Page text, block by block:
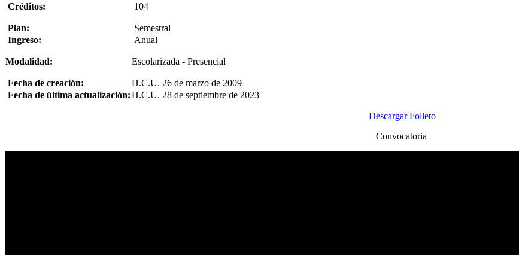
Créditos: 104
Plan:
Semestral
Ingreso:
Anual
Modalidad: Escolarizada - Presencial
Fecha de creación:
H.C.U. 26 de marzo de 2009
Fecha de última actualización:H.C.U. 28 de septiembre de 2023
Descargar Folleto
Convocatoria